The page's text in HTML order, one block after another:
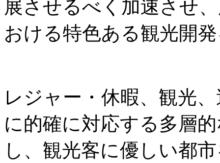
展させるべく加速させ
おける特色ある観光開
レジャー・休暇、観光
に的確に対応する多層
し、観光客に優しい都